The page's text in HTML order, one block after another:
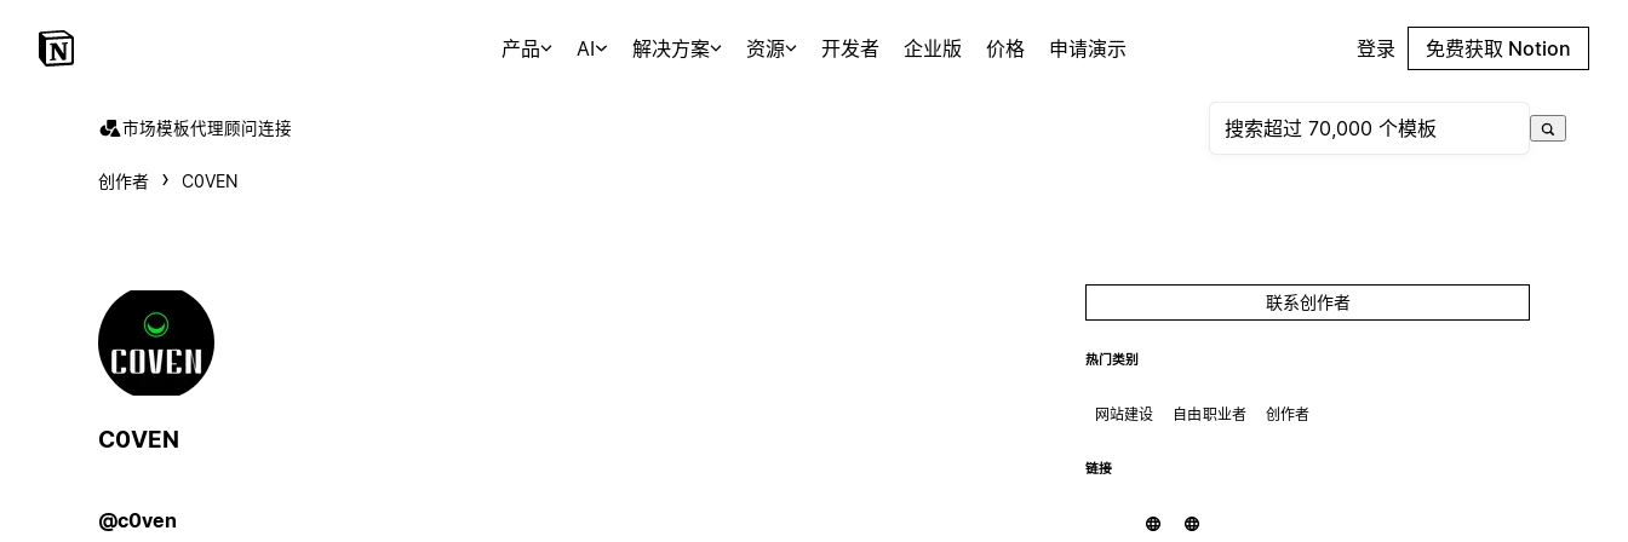
产品 AI 解决方案 资源 开发者 企业版 价格 申请演示 登录 免费获取 Notion
市场模板代理顾问连接
创作者 C0VEN
C0VEN
@c0ven
联系创作者
热门类别
网站建设 自由职业者 创作者
链接